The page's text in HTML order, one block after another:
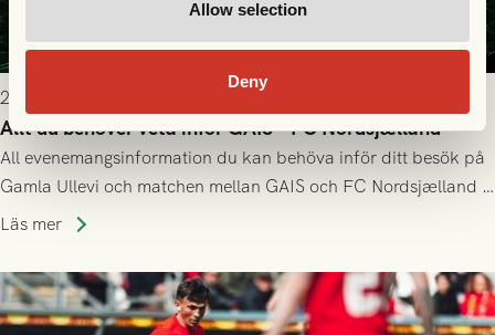
Allow selection
Deny
2026-07-22 9:00
Allt du behöver veta inför GAIS - FC Nordsjælland
All evenemangsinformation du kan behöva inför ditt besök på
Gamla Ullevi och matchen mellan GAIS och FC Nordsjælland i
kvalet till Conference League! Avspark kl 19.00 på torsdag
Läs mer